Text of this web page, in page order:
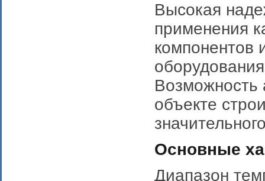
Высокая
применения
компонентов
Возможность
объекте
Основные
Диапазон